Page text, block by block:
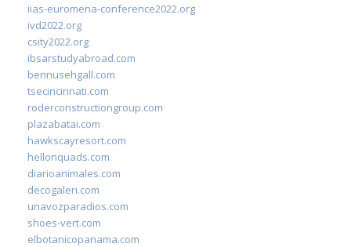
iias-euromena-conference2022.org
ivd2022.org
csity2022.org
ibsarstudyabroad.com
bennusehgall.com
tsecincinnati.com
roderconstructiongroup.com
plazabatai.com
hawkscayresort.com
hellonquads.com
diarioanimales.com
decogaleri.com
unavozparadios.com
shoes-vert.com
elbotanicopanama.com